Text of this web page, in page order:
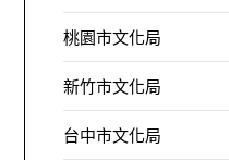
桃園市文化局
新竹市文化局
台中市文化局